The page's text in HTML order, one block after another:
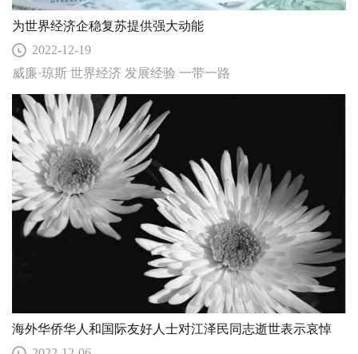
为世界经济企稳复苏提供强大动能
2022-12-19
威廉·琼斯 世界经济 发展经验 一带一路
海外华侨华人和国际友好人士对江泽民同志逝世表示哀悼